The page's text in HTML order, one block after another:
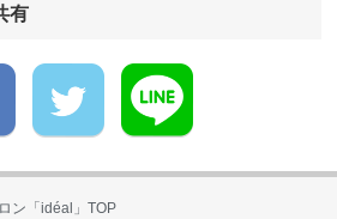
有
ン「idéal」TOP